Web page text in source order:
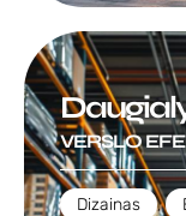
VERSLO
Dizainas ,